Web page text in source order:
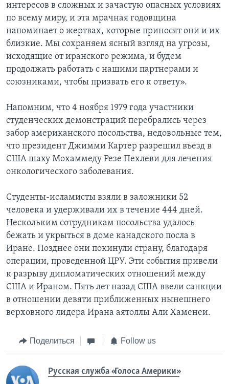
интересов в сложных и зачастую опасных условиях
по всему миру, и эта мрачная годовщина
напоминает о жертвах, которые приносят они и их
близкие. Мы сохраняем ясный взгляд на угрозы,
исходящие от иранского режима, и будем
продолжать работать с нашими партнерами и
союзниками, чтобы призвать его к ответу».
Напомним, что 4 ноября 1979 года участники
студенческих демонстраций перебрались через
забор американского посольства, недовольные тем,
что президент Джимми Картер разрешил въезд в
США шаху Мохаммеду Резе Пехлеви для лечения
онкологического заболевания.
Студенты-исламисты взяли в заложники 52
человека и удерживали их в течение 444 дней.
Нескольким сотрудникам посольства удалось
бежать и укрыться в доме канадского посла в
Иране. Позднее они покинули страну, благодаря
операции, проведенной ЦРУ. Эти события привели
к разрыву дипломатических отношений между
США и Ираном. Пять лет назад США ввели санкции
в отношении девяти приближенных нынешнего
верховного лидера Ирана аятоллы Али Хаменеи.
Поделиться Follow us
Русская служба «Голоса Америки»